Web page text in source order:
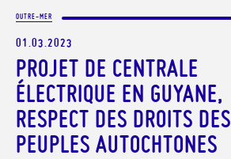
OUTRE-MER
01.03.2023
PROJET DE CENTRALE
ÉLECTRIQUE EN GUYANE,
RESPECT DES DROITS DES
PEUPLES AUTOCHTONES